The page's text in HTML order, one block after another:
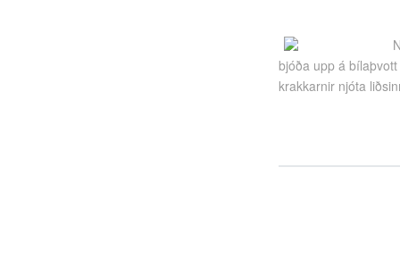
bjóða upp á
krakkarnir njóta